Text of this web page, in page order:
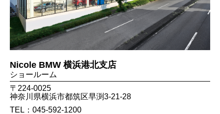
Nicole BMW 横浜港北支店
ショールーム
〒224-0025
神奈川県横浜市都筑区早渕3-21-28
TEL：045-592-1200